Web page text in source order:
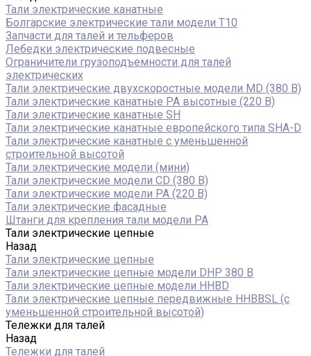
Тали электрические канатные
Болгарские электрические тали модели T10
Запчасти для талей и тельферов
Лебедки электрические подвесные
Ограничители грузоподъемности для талей
электрических
Тали электрические двухскоростные модели MD (380 В)
Тали электрические канатные PA высотные (220 В)
Тали электрические канатные SH
Тали электрические канатные европейского типа SHA-D
Тали электрические канатные с уменьшенной
строительной высотой
Тали электрические модели (мини)
Тали электрические модели CD (380 В)
Тали электрические модели РА (220 В)
Тали электрические фасадные
Штанги для крепления тали модели РА
Тали электрические цепные
Назад
Тали электрические цепные
Тали электрические цепные модели DHP 380 В
Тали электрические цепные модели HHBD
Тали электрические цепные передвижные HHBBSL (с
уменьшенной строительной высотой)
Тележки для талей
Назад
Тележки для талей